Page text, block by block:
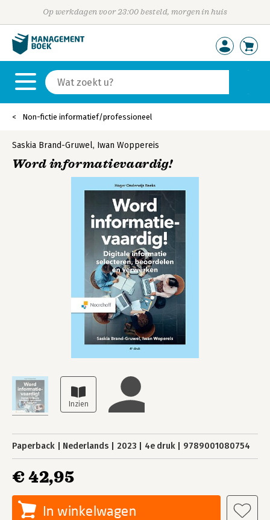
Op werkdagen voor 23:00 besteld, morgen in huis
Non-fictie informatief/professioneel
Saskia Brand-Gruwel, Iwan Woppereis
Word informatievaardig!
Paperback Nederlands 2023 4e druk 9789001080754
€ 42,95
In winkelwagen